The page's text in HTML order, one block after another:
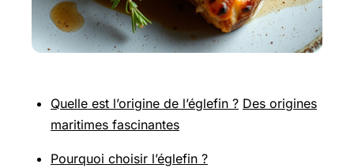
Quelle est l’origine de l’églefin ? Des origines
maritimes fascinantes
Pourquoi choisir l’églefin ?